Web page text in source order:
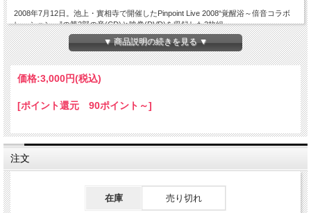
2008年7月12日。池上・實相寺で開催したPinpoint Live 2008“覚醒浴～倍音コラボ
レーション～”の第2部の音(CD)と映像(DVD)を収録した2枚組。
牧野持侑を中心に集まったメンバーはいずれも倍音楽器の強者たち。
終演後、倍音オーケストラという新しいユニットが誕生しました。
ク・ミュージックです。
▼ 商品説明の続きを見る ▼
価格:3,000円(税込)
[ポイント還元 90ポイント～]
注文
在庫 売り切れ